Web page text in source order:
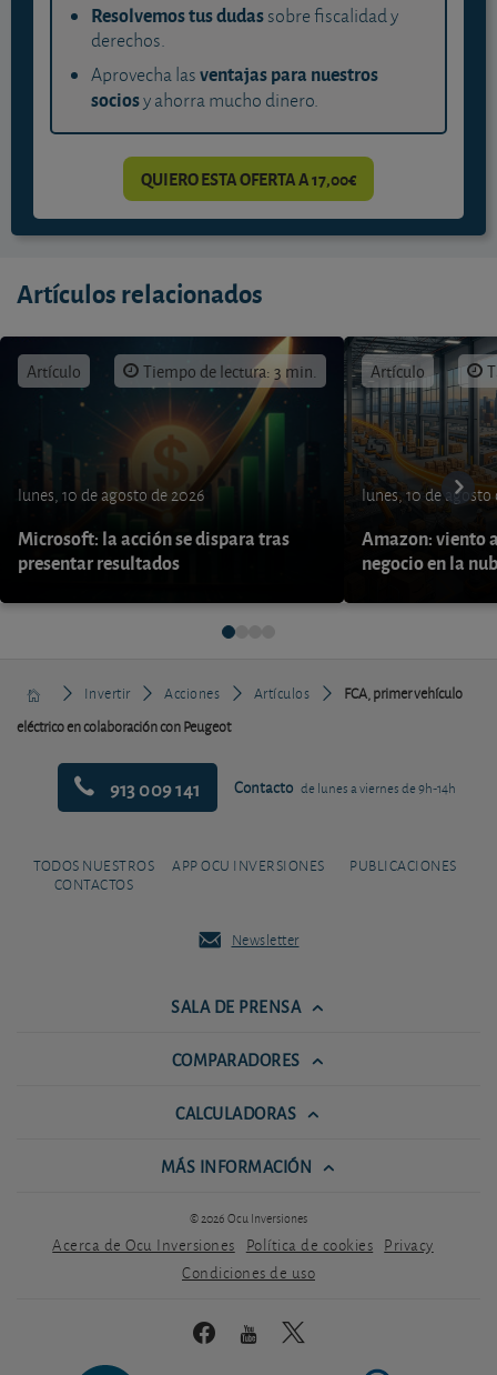
Resolvemos tus dudassobre fiscalidad y
derechos.
Aprovecha lasventajas para nuestros
sociosy ahorra mucho dinero.
QUIERO ESTA OFERTA A 17,00€
Artículos relacionados
Artículo Tiempo de lectura: 3 min.
lunes, 10 de agosto de 2026
Microsoft: la acción se dispara tras
presentar resultados
Artículo
lunes, 10 de agosto
Amazon: viento
negocio en la
Invertir Acciones Artículos
FCA, primer vehículo
eléctrico en colaboración con Peugeot
913 009 141 Contacto de lunes a viernes de 9h-14h
TODOS NUESTROS
CONTACTOS
APP OCU INVERSIONES PUBLICACIONES
Newsletter
SALA DE PRENSA
COMPARADORES
CALCULADORAS
MÁS INFORMACIÓN
© 2026 Ocu Inversiones
Acerca de Ocu Inversiones Política de cookies Privacy
Condiciones de uso